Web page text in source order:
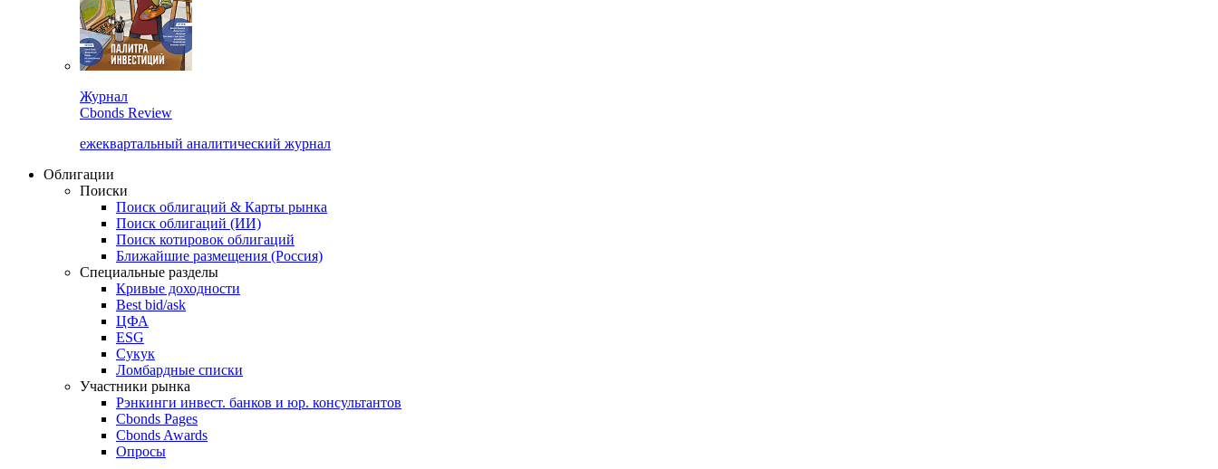
Журнал
Cbonds Review
ежеквартальный аналитический журнал
Облигации
Поиски
Поиск облигаций & Карты рынка
Поиск облигаций (ИИ)
Поиск котировок облигаций
Ближайшие размещения (Россия)
Специальные разделы
Кривые доходности
Best bid/ask
ЦФА
ESG
Сукук
Ломбардные списки
Участники рынка
Рэнкинги инвест. банков и юр. консультантов
Cbonds Pages
Cbonds Awards
Опросы